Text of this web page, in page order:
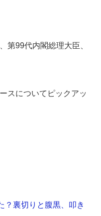
第99代内閣総理大臣、
スについてピックアッ
？裏切りと腹黒、叩き